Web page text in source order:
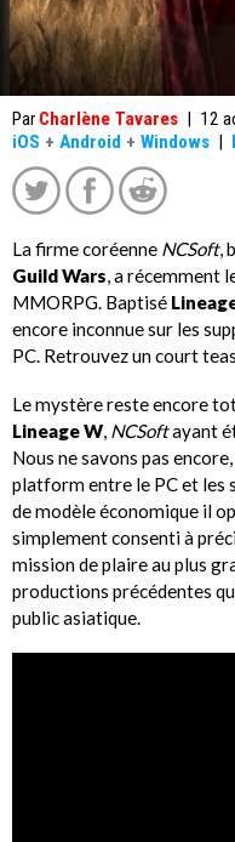
Par Charlène Tavares | 12
iOS + Android + Windows |
La firme coréenne NCSoft,
Guild Wars, a récemment
MMORPG. Baptisé
encore inconnue sur les
PC. Retrouvez un court
Le mystère reste encore
Lineage W, NCSoftayant
Nous ne savons pas
platform entre le PC et les
de modèle économique il
simplement consenti à
mission de plaire au plus
productions précédentes
public asiatique.